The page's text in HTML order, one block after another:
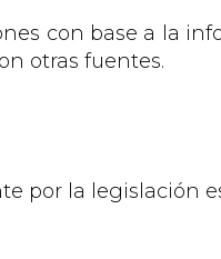
con base a la
otras fuentes.
por la legislación